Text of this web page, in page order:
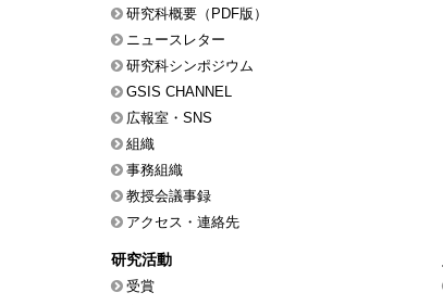
研究科概要（PDF版）
ニュースレター
研究科シンポジウム
GSIS CHANNEL
広報室・SNS
組織
事務組織
教授会議事録
アクセス・連絡先
研究活動
受賞